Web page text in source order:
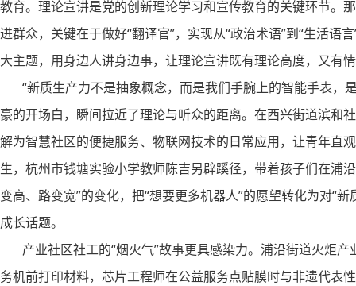
教育。理论宣讲是党的创新理论学习和宣传教育的关键环节。
进群众，关键在于做好“翻译官”，实现从“政治术语”到“生活语
大主题，用身边人讲身边事，让理论宣讲既有理论高度，又有
“新质生产力不是抽象概念，而是我们手腕上的智能手表，
豪的开场白，瞬间拉近了理论与听众的距离。在西兴街道滨和
解为智慧社区的便捷服务、物联网技术的日常应用，让青年直
生，杭州市钱塘实验小学教师陈吉另辟蹊径，带着孩子们在浦
变高、路变宽”的变化，把“想要更多机器人”的愿望转化为对“
成长话题。
产业社区社工的“烟火气”故事更具感染力。浦沿街道火炬产
务机前打印材料，芯片工程师在公益服务点贴膜时与非遗代表